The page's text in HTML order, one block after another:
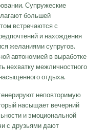
Супружеские
большей
встречаются с
и нахождения
желаниями супругов.
автономией в выработке
нехватку межличностного
отдыха.
неповторимую
насыщает вечерний
и эмоциональной
с друзьями дают